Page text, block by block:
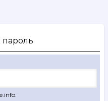
пароль